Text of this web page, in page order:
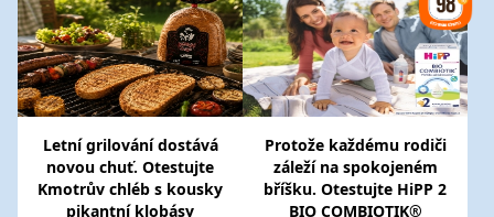
Letní grilování dostává
novou chuť. Otestujte
Kmotrův chléb s kousky
pikantní klobásy
Protože každému rodiči
záleží na spokojeném
bříšku. Otestujte HiPP 2
BIO COMBIOTIK®